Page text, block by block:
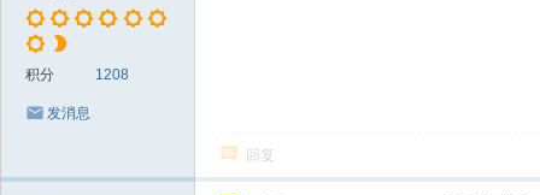
积分 1208
发消息
回复